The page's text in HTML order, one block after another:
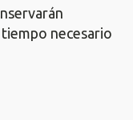
necesario